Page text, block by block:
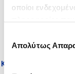
οποίοι
των υπηρεσιών
συγκατάθεσης
Απολύτως
Κωδικός ασφαλείας: *